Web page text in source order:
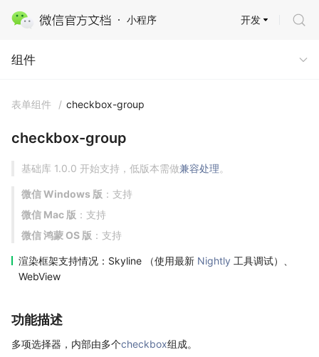
小程序
组件
开发
组件
表单组件 / checkbox-group
checkbox-group
基础库 1.0.0 开始支持，低版本需做兼容处理。
微信 Windows 版 ：支持
微信 Mac 版 ：支持
微信 鸿蒙 OS 版 ：支持
渲染框架支持情况：Skyline （使用最新 Nightly 工具调试）、
WebView
功能描述
多项选择器，内部由多个checkbox组成。